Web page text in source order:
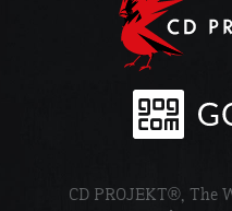
CD PROJEKT®, The